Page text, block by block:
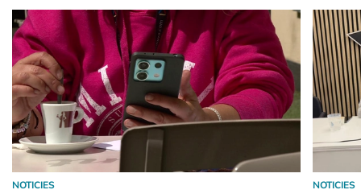
NOTICIES NOTICIES